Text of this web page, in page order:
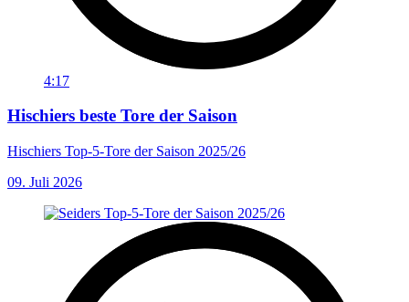
4:17
Hischiers beste Tore der Saison
Hischiers Top-5-Tore der Saison 2025/26
09. Juli 2026